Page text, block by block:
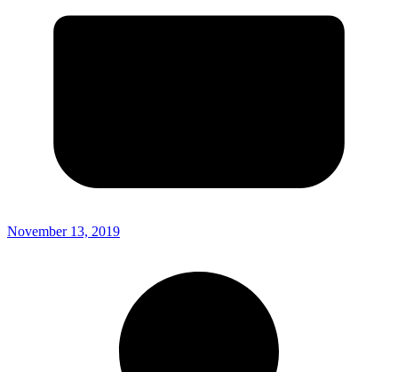
November 13, 2019